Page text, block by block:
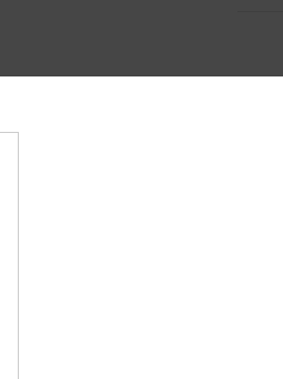
bevelen dit product aan